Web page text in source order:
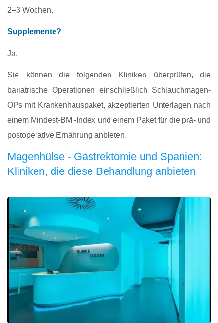
2–3 Wochen.
Supplemente?
Ja.
Sie können die folgenden Kliniken überprüfen, die
bariatrische Operationen einschließlich Schlauchmagen-
OPs mit Krankenhauspaket, akzeptierten Unterlagen nach
einem Mindest-BMI-Index und einem Paket für die prä- und
postoperative Ernährung anbieten.
Magenhülse - Gastrektomie und Spanien:
Kliniken, die diese Behandlung anbieten